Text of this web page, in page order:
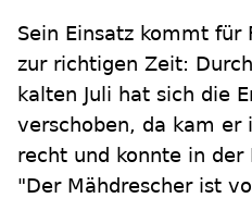
Sein Einsatz kommt für
zur richtigen Zeit:
kalten Juli hat sich die
verschoben, da kam er
recht und konnte in der
"Der Mähdrescher ist